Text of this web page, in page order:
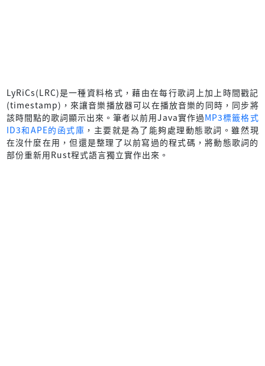
LyRiCs(LRC)是一種資料格式，藉由在每行歌詞上加上時間戳記
(timestamp)，來讓音樂播放器可以在播放音樂的同時，同步將
該時間點的歌詞顯示出來。筆者以前用Java實作過MP3標籤格式
ID3和APE的函式庫 ，主要就是為了能夠處理動態歌詞。雖然現
在沒什麼在用，但還是整理了以前寫過的程式碼，將動態歌詞的
部份重新用Rust程式語言獨立實作出來。